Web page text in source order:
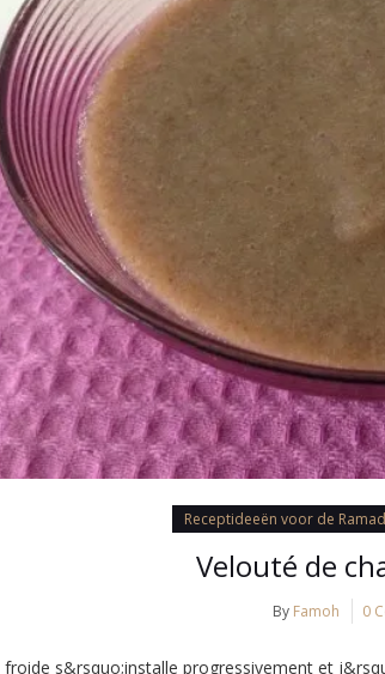
Receptideeën voor de
Velouté de
By Famoh 0
froide s&rsquo;installe progressivement et